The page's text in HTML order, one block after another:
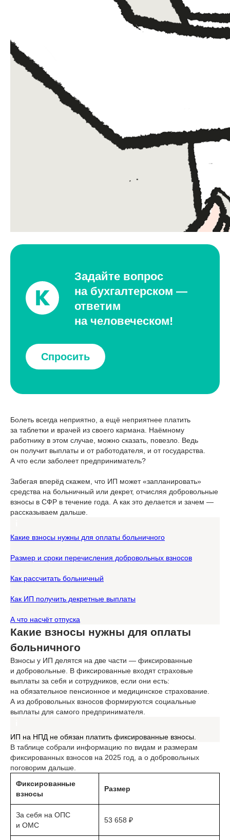
Задайте вопрос
на бухгалтерском —
ответим
на человеческом!
Спросить
Болеть всегда неприятно, а ещё неприятнее платить
за таблетки и врачей из своего кармана. Наёмному
работнику в этом случае, можно сказать, повезло. Ведь
он получит выплаты и от работодателя, и от государства.
А что если заболеет предприниматель?
Забегая вперёд скажем, что ИП может «запланировать»
средства на больничный или декрет, отчисляя добровольные
взносы в СФР в течение года. А как это делается и зачем —
рассказываем дальше.
Какие взносы нужны для оплаты больничного
Размер и сроки перечисления добровольных взносов
Как рассчитать больничный
Как ИП получить декретные выплаты
А что насчёт отпуска
Какие взносы нужны для оплаты
больничного
Взносы у ИП делятся на две части — фиксированные
и добровольные. В фиксированные входят страховые
выплаты за себя и сотрудников, если они есть:
на обязательное пенсионное и медицинское страхование.
А из добровольных взносов формируются социальные
выплаты для самого предпринимателя.
ИП на НПД не обязан платить фиксированные взносы.
В таблице собрали информацию по видам и размерам
фиксированных взносов на 2025 год, а о добровольных
поговорим дальше.
Фиксированные
взносы
Размер
За себя на ОПС
и ОМС
53 658 ₽